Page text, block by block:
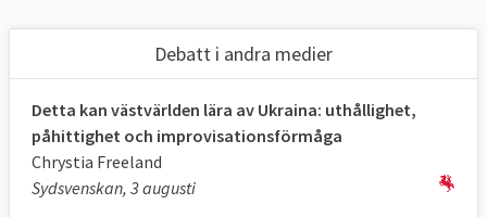
Internationella domstolen till Ryssland:
Avbryt kriget
Ryssland ska omedelbart avbryta kriget mot
Ukraina. Det slog den Internationella
domstolen i Haag fast på onsdagen.
Domstolen fann inte några bevis på att
Ukraina gjort sig skyldig till folkmord som
Debatt i andra medier
Detta kan västvärlden lära av Ukraina: uthållighet,
påhittighet och improvisationsförmåga
Chrystia Freeland
Sydsvenskan, 3 augusti